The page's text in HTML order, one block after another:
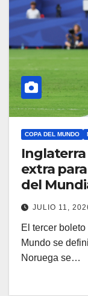
COPA DEL MUNDO
extra
del
JULIO 11,
El tercer
Mundo se
Noruega se…